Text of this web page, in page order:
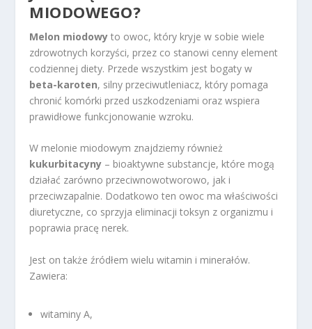
MIODOWEGO?
Melon miodowy to owoc, który kryje w sobie wiele
zdrowotnych korzyści, przez co stanowi cenny element
codziennej diety. Przede wszystkim jest bogaty w
beta-karoten, silny przeciwutleniacz, który pomaga
chronić komórki przed uszkodzeniami oraz wspiera
prawidłowe funkcjonowanie wzroku.
W melonie miodowym znajdziemy również
kukurbitacyny – bioaktywne substancje, które mogą
działać zarówno przeciwnowotworowo, jak i
przeciwzapalnie. Dodatkowo ten owoc ma właściwości
diuretyczne, co sprzyja eliminacji toksyn z organizmu i
poprawia pracę nerek.
Jest on także źródłem wielu witamin i minerałów.
Zawiera:
witaminy A,